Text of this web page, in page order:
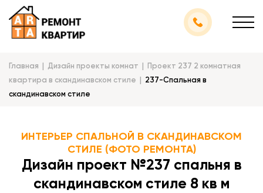
Главная Дизайн проекты комнат
Проект 237 2 комнатная
квартира в скандинавском стиле
237-Спальная в
скандинавском стиле
ИНТЕРЬЕР СПАЛЬНОЙ В СКАНДИНАВСКОМ
СТИЛЕ (ФОТО РЕМОНТА)
Дизайн проект №237 спальня в
скандинавском стиле 8 кв м